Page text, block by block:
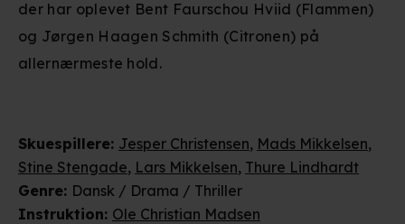
Skuespillere: Jesper Christensen, Mads Mikkelsen,
Stine Stengade, Lars Mikkelsen, Thure Lindhardt
Genre: Dansk / Drama / Thriller
Instruktion: Ole Christian Madsen
der har oplevet Bent Faurschou Hviid (Flammen)
og Jørgen Haagen Schmith (Citronen) på
allernærmeste hold.